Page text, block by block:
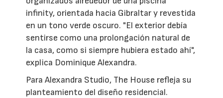
infinity, orientada hacia Gibraltar y revestida
en un tono verde oscuro. "El exterior debía
sentirse como una prolongación natural de
la casa, como si siempre hubiera estado ahí",
explica Dominique Alexandra.
Para Alexandra Studio, The House refleja su
planteamiento del diseño residencial.